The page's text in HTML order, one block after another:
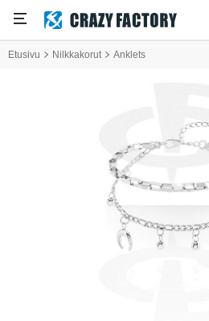
Etusivu Nilkkakorut Anklets